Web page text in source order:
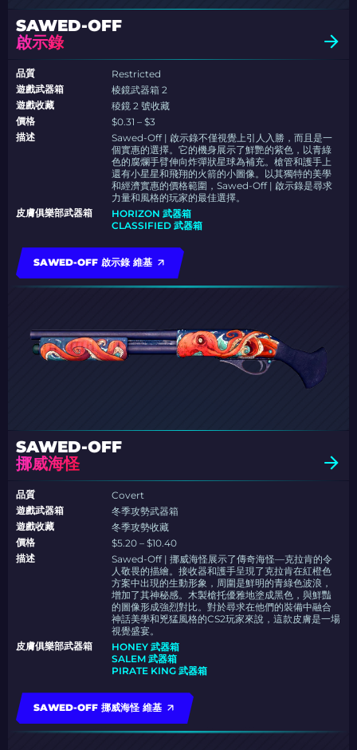
SAWED-OFF
啟示錄
品質
Restricted
遊戲武器箱
棱鏡武器箱 2
遊戲收藏
稜鏡 2 號收藏
價格
$0.31 – $3
描述
Sawed-Off | 啟示錄不僅視覺上引人入勝，而且是一
個實惠的選擇。它的機身展示了鮮艷的紫色，以青綠
色的腐爛手臂伸向炸彈狀星球為補充。槍管和護手上
還有小星星和飛翔的火箭的小圖像。以其獨特的美學
和經濟實惠的價格範圍，Sawed-Off | 啟示錄是尋求
力量和風格的玩家的最佳選擇。
皮膚俱樂部武器箱
HORIZON 武器箱
CLASSIFIED 武器箱
SAWED-OFF 啟示錄 維基
SAWED-OFF
挪威海怪
品質
Covert
遊戲武器箱
冬季攻勢武器箱
遊戲收藏
冬季攻勢收藏
價格
$5.20 – $10.40
描述
Sawed-Off | 挪威海怪展示了傳奇海怪—克拉肯的令
人敬畏的描繪。接收器和護手呈現了克拉肯在紅橙色
方案中出現的生動形象，周圍是鮮明的青綠色波浪，
增加了其神秘感。木製槍托優雅地塗成黑色，與鮮豔
的圖像形成強烈對比。對於尋求在他們的裝備中融合
神話美學和兇猛風格的CS2玩家來說，這款皮膚是一場
視覺盛宴。
皮膚俱樂部武器箱
HONEY 武器箱
SALEM 武器箱
PIRATE KING 武器箱
SAWED-OFF 挪威海怪 維基